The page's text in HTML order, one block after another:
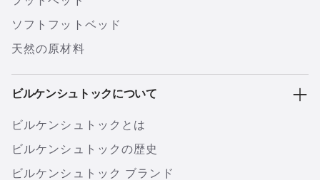
ソフトフットベッド
天然の原材料
ビルケンシュトックについて
ビルケンシュトックとは
ビルケンシュトックの歴史
ビルケンシュトック ブランド